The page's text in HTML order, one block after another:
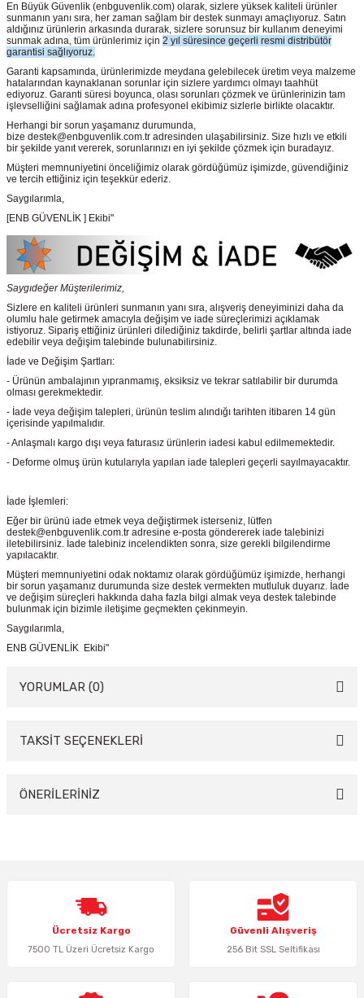
En Büyük Güvenlik (enbguvenlik.com) olarak, sizlere yüksek kaliteli ürünler
sunmanın yanı sıra, her zaman sağlam bir destek sunmayı amaçlıyoruz. Satın
aldığınız ürünlerin arkasında durarak, sizlere sorunsuz bir kullanım deneyimi
sunmak adına, tüm ürünlerimiz için 2 yıl süresince geçerli resmi distribütör
garantisi sağlıyoruz.
Garanti kapsamında, ürünlerimizde meydana gelebilecek üretim veya malzeme
hatalarından kaynaklanan sorunlar için sizlere yardımcı olmayı taahhüt
ediyoruz. Garanti süresi boyunca, olası sorunları çözmek ve ürünlerinizin tam
işlevselliğini sağlamak adına profesyonel ekibimiz sizlerle birlikte olacaktır.
Herhangi bir sorun yaşamanız durumunda,
bize destek@enbguvenlik.com.tr adresinden ulaşabilirsiniz. Size hızlı ve etkili
bir şekilde yanıt vererek, sorunlarınızı en iyi şekilde çözmek için buradayız.
Müşteri memnuniyetini önceliğimiz olarak gördüğümüz işimizde, güvendiğiniz
ve tercih ettiğiniz için teşekkür ederiz.
Saygılarımla,
[ENB GÜVENLİK ] Ekibi"
Saygıdeğer Müşterilerimiz,
Sizlere en kaliteli ürünleri sunmanın yanı sıra, alışveriş deneyiminizi daha da
olumlu hale getirmek amacıyla değişim ve iade süreçlerimizi açıklamak
istiyoruz. Sipariş ettiğiniz ürünleri dilediğiniz takdirde, belirli şartlar altında iade
edebilir veya değişim talebinde bulunabilirsiniz.
İade ve Değişim Şartları:
- Ürünün ambalajının yıpranmamış, eksiksiz ve tekrar satılabilir bir durumda
olması gerekmektedir.
- İade veya değişim talepleri, ürünün teslim alındığı tarihten itibaren 14 gün
içerisinde yapılmalıdır.
- Anlaşmalı kargo dışı veya faturasız ürünlerin iadesi kabul edilmemektedir.
- Deforme olmuş ürün kutularıyla yapılan iade talepleri geçerli sayılmayacaktır.
İade İşlemleri:
Eğer bir ürünü iade etmek veya değiştirmek isterseniz, lütfen
destek@enbguvenlik.com.tr adresine e-posta göndererek iade talebinizi
iletebilirsiniz. İade talebiniz incelendikten sonra, size gerekli bilgilendirme
yapılacaktır.
Müşteri memnuniyetini odak noktamız olarak gördüğümüz işimizde, herhangi
bir sorun yaşamanız durumunda size destek vermekten mutluluk duyarız. İade
ve değişim süreçleri hakkında daha fazla bilgi almak veya destek talebinde
bulunmak için bizimle iletişime geçmekten çekinmeyin.
Saygılarımla,
ENB GÜVENLİK Ekibi"
YORUMLAR (0)
Bu ürüne ilk yorumu siz yapın!
TAKSİT SEÇENEKLERİ
ÖNERİLERİNİZ
Ürün resmi kalitesiz, bozuk veya görüntülenemiyor.
Ürün açıklamasında eksik bilgiler bulunuyor.
Ürün bilgilerinde hatalar bulunuyor.
Ücretsiz Kargo
7500 TL Üzeri Ücretsiz Kargo
Güvenli Alışveriş
256 Bit SSL Seltifikası